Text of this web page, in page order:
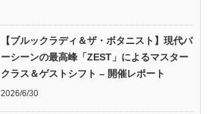
【ブルックラディ＆ザ・ボタニスト】現代バ
ーシーンの最高峰「ZEST」によるマスター
クラス＆ゲストシフト – 開催レポート
2026/6/30